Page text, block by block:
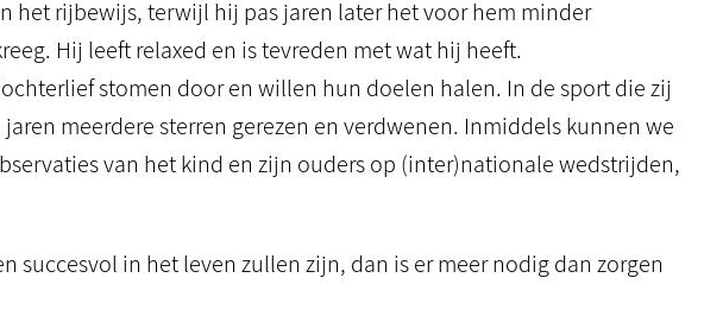
het rijbewijs, terwijl hij pas jaren later het voor hem minder
Hij leeft relaxed en is tevreden met wat hij heeft.
stomen door en willen hun doelen halen. In de sport die zij
meerdere sterren gerezen en verdwenen. Inmiddels kunnen we
van het kind en zijn ouders op (inter)nationale wedstrijden,
succesvol in het leven zullen zijn, dan is er meer nodig dan zorgen